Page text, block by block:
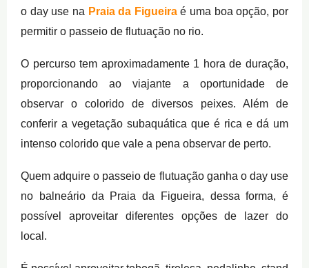
o day use na Praia da Figueiraé uma boa opção, por
permitir o passeio de flutuação no rio.
O percurso tem aproximadamente 1 hora de duração,
proporcionando ao viajante a oportunidade de
observar o colorido de diversos peixes. Além de
conferir a vegetação subaquática que é rica e dá um
intenso colorido que vale a pena observar de perto.
Quem adquire o passeio de flutuação ganha o day use
no balneário da Praia da Figueira, dessa forma, é
possível aproveitar diferentes opções de lazer do
local.